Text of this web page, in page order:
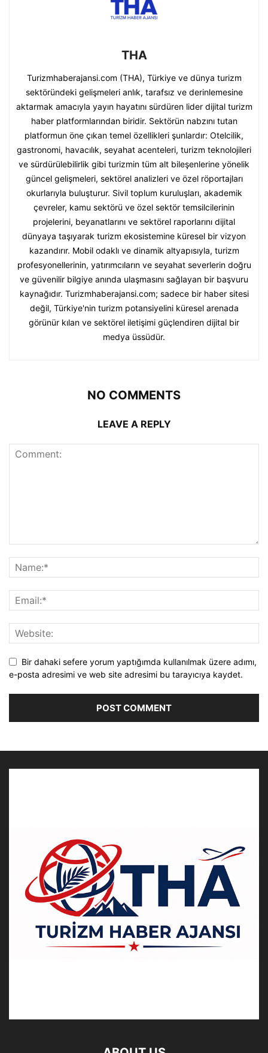
THA
Turizmhaberajansi.com (THA), Türkiye ve dünya turizm
sektöründeki gelişmeleri anlık, tarafsız ve derinlemesine
aktarmak amacıyla yayın hayatını sürdüren lider dijital turizm
haber platformlarından biridir. Sektörün nabzını tutan
platformun öne çıkan temel özellikleri şunlardır: Otelcilik,
gastronomi, havacılık, seyahat acenteleri, turizm teknolojileri
ve sürdürülebilirlik gibi turizmin tüm alt bileşenlerine yönelik
güncel gelişmeleri, sektörel analizleri ve özel röportajları
okurlarıyla buluşturur. Sivil toplum kuruluşları, akademik
çevreler, kamu sektörü ve özel sektör temsilcilerinin
projelerini, beyanatlarını ve sektörel raporlarını dijital
dünyaya taşıyarak turizm ekosistemine küresel bir vizyon
kazandırır. Mobil odaklı ve dinamik altyapısıyla, turizm
profesyonellerinin, yatırımcıların ve seyahat severlerin doğru
ve güvenilir bilgiye anında ulaşmasını sağlayan bir başvuru
kaynağıdır. Turizmhaberajansi.com; sadece bir haber sitesi
değil, Türkiye'nin turizm potansiyelini küresel arenada
görünür kılan ve sektörel iletişimi güçlendiren dijital bir
medya üssüdür.
NO COMMENTS
LEAVE A REPLY
Bir dahaki sefere yorum yaptığımda kullanılmak üzere adımı,
e-posta adresimi ve web site adresimi bu tarayıcıya kaydet.